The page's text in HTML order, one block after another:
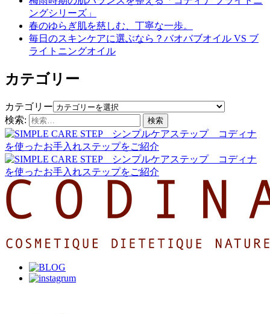
ングシリーズ」
春のゆらぎ肌を慈しむ、丁寧な一歩。
毎日のスキンケアに選ぶなら？バオバブオイル VS ブ
ライトニングオイル
カテゴリー
カテゴリー
検索: